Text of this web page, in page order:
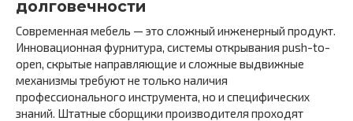
долговечности
Современная мебель — это сложный инженерный продукт.
Инновационная фурнитура, системы открывания push-to-
open, скрытые направляющие и сложные выдвижные
механизмы требуют не только наличия
профессионального инструмента, но и специфических
знаний. Штатные сборщики производителя проходят